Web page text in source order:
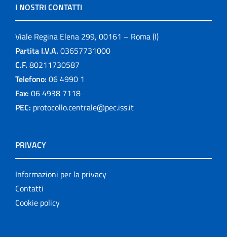
I NOSTRI CONTATTI
Viale Regina Elena 299, 00161 – Roma (I)
Partita I.V.A. 03657731000
C.F. 80211730587
Telefono: 06 4990 1
Fax: 06 4938 7118
PEC: protocollo.centrale@pec.iss.it
PRIVACY
Informazioni per la privacy
Contatti
Cookie policy